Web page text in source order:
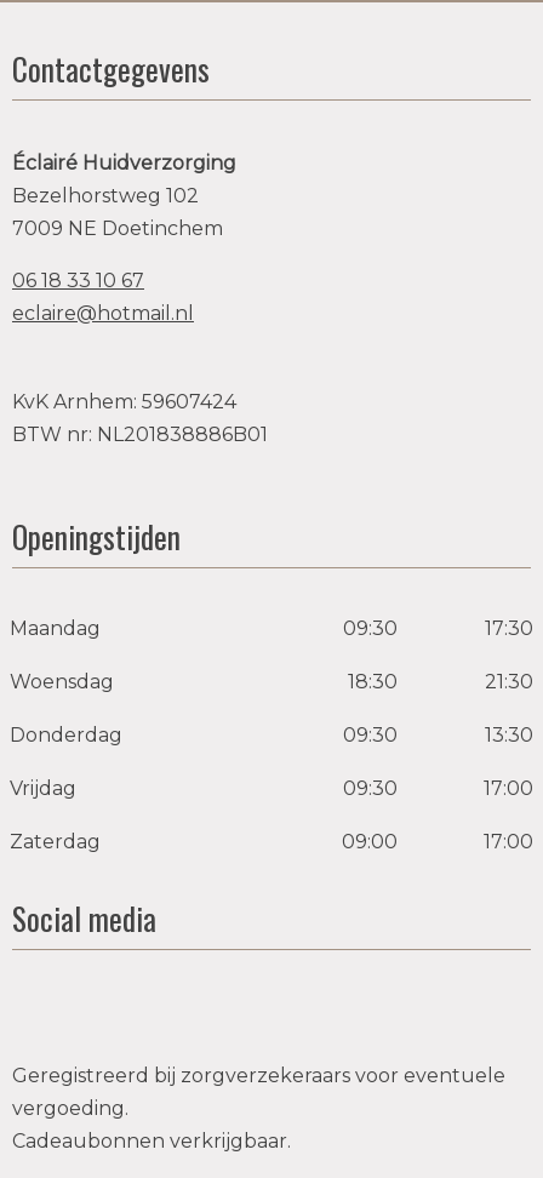
Contactgegevens
Éclairé Huidverzorging
Bezelhorstweg 102
7009 NE Doetinchem
06 18 33 10 67
eclaire@hotmail.nl
KvK Arnhem: 59607424
BTW nr: NL201838886B01
Openingstijden
Maandag 09:30 17:30
Woensdag 18:30 21:30
Donderdag 09:30 13:30
Vrijdag 09:30 17:00
Zaterdag 09:00 17:00
Social media
Geregistreerd bij zorgverzekeraars voor eventuele
vergoeding.
Cadeaubonnen verkrijgbaar.